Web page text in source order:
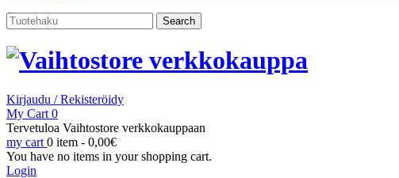
Search
for:
Kirjaudu / Rekisteröidy
My Cart 0
Tervetuloa Vaihtostore verkkokauppaan
my cart 0 item - 0,00€
You have no items in your shopping cart.
Login